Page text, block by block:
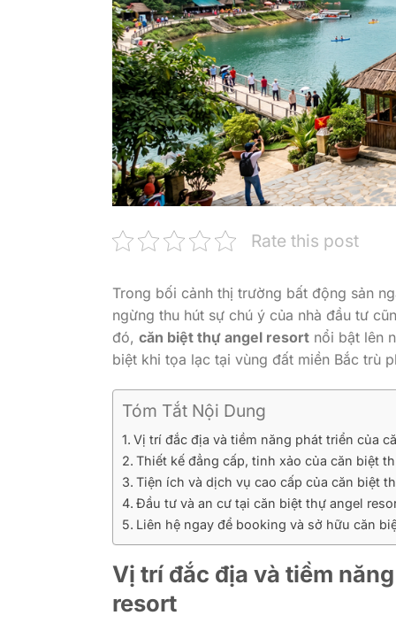
Rate this post
Trong bối cảnh thị trường bất động sản
ngừng thu hút sự chú ý của nhà đầu tư
đó, căn biệt thự angel resort nổi bật lên
biệt khi tọa lạc tại vùng đất miền Bắc trù
Tóm Tắt Nội Dung
Vị trí đắc địa và tiềm năng phát triển của
Thiết kế đẳng cấp, tinh xảo của căn biệt
Tiện ích và dịch vụ cao cấp của căn biệt
Đầu tư và an cư tại căn biệt thự angel
Liên hệ ngay để booking và sở hữu căn
Vị trí đắc địa và tiềm
resort